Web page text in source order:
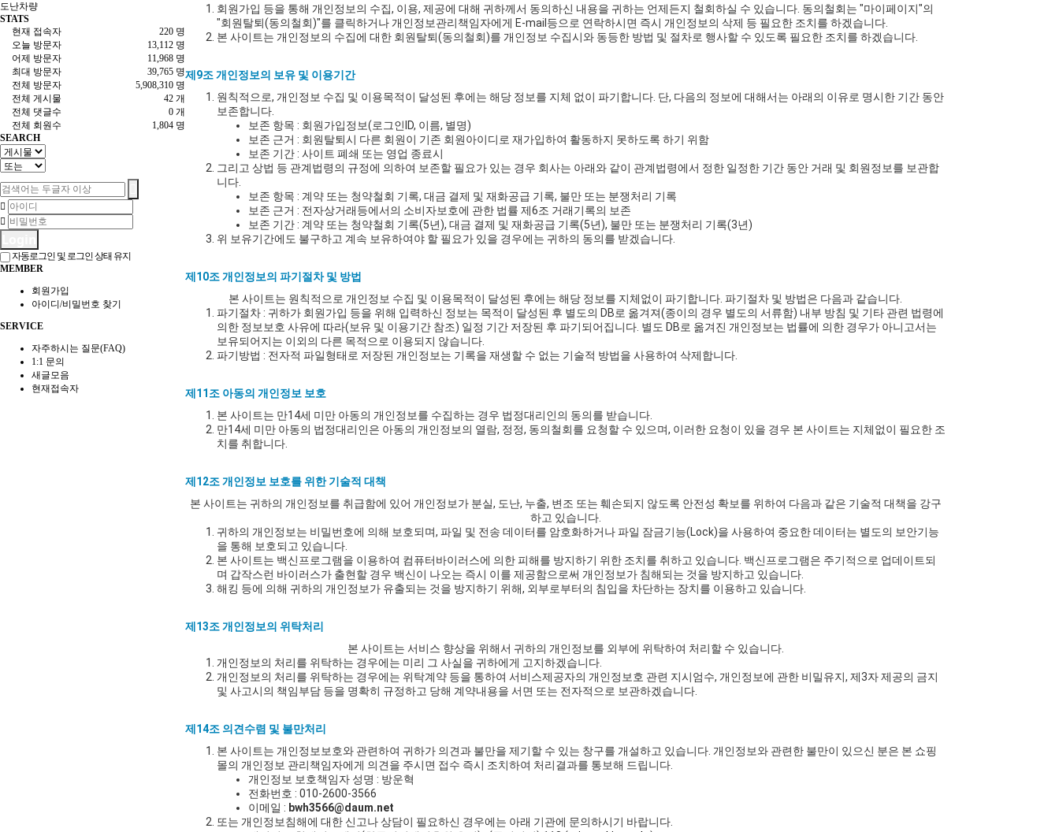
회원가입 등을 통해 개인정보의 수집, 이용, 제공에 대해 귀하께서 동의하신 내용을 귀하는 언제든지 철회하실 수 있습니다. 동의철회는 "마이페이지"의
"회원탈퇴(동의철회)"를 클릭하거나 개인정보관리책임자에게 E-mail등으로 연락하시면 즉시 개인정보의 삭제 등 필요한 조치를 하겠습니다.
본 사이트는 개인정보의 수집에 대한 회원탈퇴(동의철회)를 개인정보 수집시와 동등한 방법 및 절차로 행사할 수 있도록 필요한 조치를 하겠습니다.
제9조 개인정보의 보유 및 이용기간
원칙적으로, 개인정보 수집 및 이용목적이 달성된 후에는 해당 정보를 지체 없이 파기합니다. 단, 다음의 정보에 대해서는 아래의 이유로 명시한 기간 동안
보존합니다.
보존 항목 : 회원가입정보(로그인ID, 이름, 별명)
보존 근거 : 회원탈퇴시 다른 회원이 기존 회원아이디로 재가입하여 활동하지 못하도록 하기 위함
보존 기간 : 사이트 폐쇄 또는 영업 종료시
그리고 상법 등 관계법령의 규정에 의하여 보존할 필요가 있는 경우 회사는 아래와 같이 관계법령에서 정한 일정한 기간 동안 거래 및 회원정보를 보관합
니다.
보존 항목 : 계약 또는 청약철회 기록, 대금 결제 및 재화공급 기록, 불만 또는 분쟁처리 기록
보존 근거 : 전자상거래등에서의 소비자보호에 관한 법률 제6조 거래기록의 보존
보존 기간 : 계약 또는 청약철회 기록(5년), 대금 결제 및 재화공급 기록(5년), 불만 또는 분쟁처리 기록(3년)
위 보유기간에도 불구하고 계속 보유하여야 할 필요가 있을 경우에는 귀하의 동의를 받겠습니다.
제10조 개인정보의 파기절차 및 방법
본 사이트는 원칙적으로 개인정보 수집 및 이용목적이 달성된 후에는 해당 정보를 지체없이 파기합니다. 파기절차 및 방법은 다음과 같습니다.
파기절차 : 귀하가 회원가입 등을 위해 입력하신 정보는 목적이 달성된 후 별도의 DB로 옮겨져(종이의 경우 별도의 서류함) 내부 방침 및 기타 관련 법령에
의한 정보보호 사유에 따라(보유 및 이용기간 참조) 일정 기간 저장된 후 파기되어집니다. 별도 DB로 옮겨진 개인정보는 법률에 의한 경우가 아니고서는
보유되어지는 이외의 다른 목적으로 이용되지 않습니다.
파기방법 : 전자적 파일형태로 저장된 개인정보는 기록을 재생할 수 없는 기술적 방법을 사용하여 삭제합니다.
제11조 아동의 개인정보 보호
본 사이트는 만14세 미만 아동의 개인정보를 수집하는 경우 법정대리인의 동의를 받습니다.
만14세 미만 아동의 법정대리인은 아동의 개인정보의 열람, 정정, 동의철회를 요청할 수 있으며, 이러한 요청이 있을 경우 본 사이트는 지체없이 필요한 조
치를 취합니다.
제12조 개인정보 보호를 위한 기술적 대책
본 사이트는 귀하의 개인정보를 취급함에 있어 개인정보가 분실, 도난, 누출, 변조 또는 훼손되지 않도록 안전성 확보를 위하여 다음과 같은 기술적 대책을 강구
하고 있습니다.
귀하의 개인정보는 비밀번호에 의해 보호되며, 파일 및 전송 데이터를 암호화하거나 파일 잠금기능(Lock)을 사용하여 중요한 데이터는 별도의 보안기능
을 통해 보호되고 있습니다.
본 사이트는 백신프로그램을 이용하여 컴퓨터바이러스에 의한 피해를 방지하기 위한 조치를 취하고 있습니다. 백신프로그램은 주기적으로 업데이트되
며 갑작스런 바이러스가 출현할 경우 백신이 나오는 즉시 이를 제공함으로써 개인정보가 침해되는 것을 방지하고 있습니다.
해킹 등에 의해 귀하의 개인정보가 유출되는 것을 방지하기 위해, 외부로부터의 침입을 차단하는 장치를 이용하고 있습니다.
제13조 개인정보의 위탁처리
본 사이트는 서비스 향상을 위해서 귀하의 개인정보를 외부에 위탁하여 처리할 수 있습니다.
개인정보의 처리를 위탁하는 경우에는 미리 그 사실을 귀하에게 고지하겠습니다.
개인정보의 처리를 위탁하는 경우에는 위탁계약 등을 통하여 서비스제공자의 개인정보호 관련 지시엄수, 개인정보에 관한 비밀유지, 제3자 제공의 금지
및 사고시의 책임부담 등을 명확히 규정하고 당해 계약내용을 서면 또는 전자적으로 보관하겠습니다.
제14조 의견수렴 및 불만처리
본 사이트는 개인정보보호와 관련하여 귀하가 의견과 불만을 제기할 수 있는 창구를 개설하고 있습니다. 개인정보와 관련한 불만이 있으신 분은 본 쇼핑
몰의 개인정보 관리책임자에게 의견을 주시면 접수 즉시 조치하여 처리결과를 통보해 드립니다.
개인정보 보호책임자 성명 : 방운혁
전화번호 : 010-2600-3566
이메일 : bwh3566@daum.net
또는 개인정보침해에 대한 신고나 상담이 필요하신 경우에는 아래 기관에 문의하시기 바랍니다.
도난차량
STATS
220 명
현재 접속자
13,112 명
오늘 방문자
11,968 명
어제 방문자
39,765 명
최대 방문자
5,908,310 명
전체 방문자
42 개
전체 게시물
0 개
전체 댓글수
1,804 명
전체 회원수
SEARCH
자동로그인 및 로그인 상태 유지
MEMBER
회원가입
아이디/비밀번호 찾기
SERVICE
자주하시는 질문(FAQ)
1:1 문의
새글모음
현재접속자